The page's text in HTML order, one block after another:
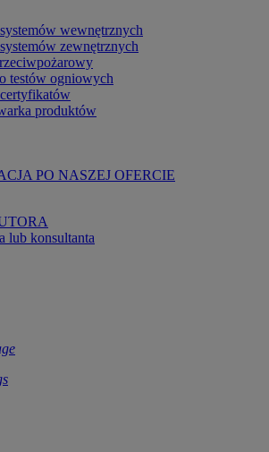
wewnętrznych
zewnętrznych
testów ogniowych
produktów
PO NASZEJ OFERCIE
lub konsultanta